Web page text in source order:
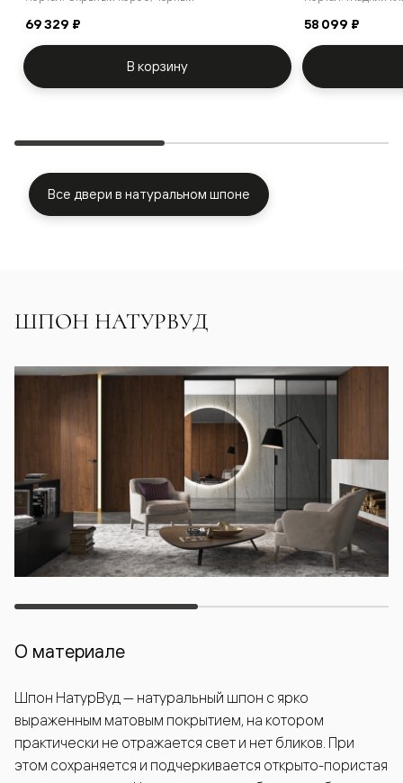
69 329 ₽
В корзину
58 099 ₽
Все двери в натуральном шпоне
ШПОН НАТУРВУД
О материале
Шпон НатурВуд — натуральный шпон с ярко
выраженным матовым покрытием, на котором
практически не отражается свет и нет бликов. При
этом сохраняется и подчеркивается открыто-пористая